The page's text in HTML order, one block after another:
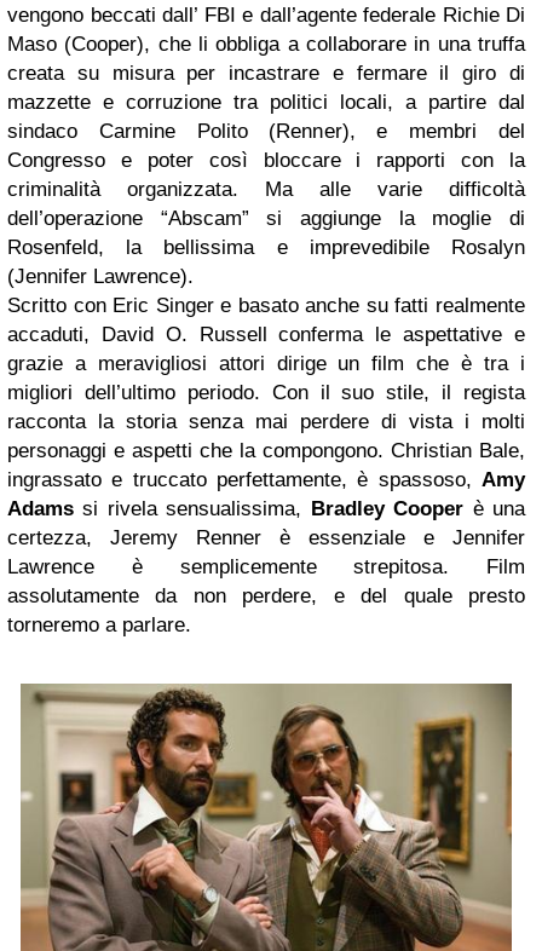
vengono beccati dall’ FBI e dall’agente federale Richie Di
Maso (Cooper), che li obbliga a collaborare in una truffa
creata su misura per incastrare e fermare il giro di
mazzette e corruzione tra politici locali, a partire dal
sindaco Carmine Polito (Renner), e membri del
Congresso e poter così bloccare i rapporti con la
criminalità organizzata. Ma alle varie difficoltà
dell’operazione “Abscam” si aggiunge la moglie di
Rosenfeld, la bellissima e imprevedibile Rosalyn
(Jennifer Lawrence).
Scritto con Eric Singer e basato anche su fatti realmente
accaduti, David O. Russell conferma le aspettative e
grazie a meravigliosi attori dirige un film che è tra i
migliori dell’ultimo periodo. Con il suo stile, il regista
racconta la storia senza mai perdere di vista i molti
personaggi e aspetti che la compongono. Christian Bale,
ingrassato e truccato perfettamente, è spassoso, Amy
Adams si rivela sensualissima, Bradley Cooper è una
certezza, Jeremy Renner è essenziale e Jennifer
Lawrence è semplicemente strepitosa. Film
assolutamente da non perdere, e del quale presto
torneremo a parlare.